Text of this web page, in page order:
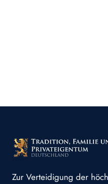
Zur Verteidigung der